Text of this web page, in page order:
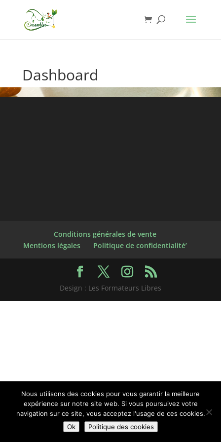
Dashboard
Conditions générales de vente
Mentions légales
Politique de confidentialité’
Design : Les Formateurs Libres
Nous utilisons des cookies pour vous garantir la meilleure
expérience sur notre site web. Si vous poursuivez votre
navigation sur ce site, vous acceptez l'usage de ces cookies.
Ok
Politique des cookies